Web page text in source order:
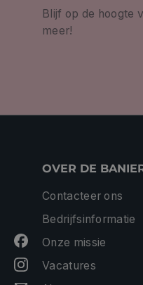
Blijf op de hoogte
meer!
OVER DE
Contacteer ons
Bedrijfsinformatie
Onze missie
Vacatures